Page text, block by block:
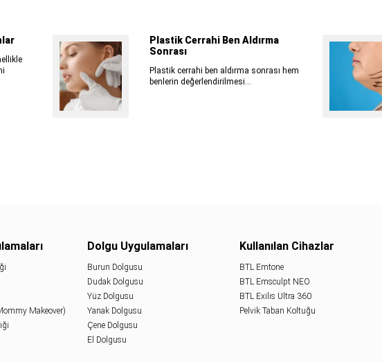
Plastik Cerrahi Ben Aldırma
Sonrası
Plastik cerrahi ben aldırma sonrası hem
benlerin değerlendirilmesi...
Makeover)
Dolgu Uygulamaları
Burun Dolgusu
Dudak Dolgusu
Yüz Dolgusu
Yanak Dolgusu
Çene Dolgusu
El Dolgusu
Kullanılan Cihazlar
BTL Emtone
BTL Emsculpt NEO
BTL Exilis Ultra 360
Pelvik Taban Koltuğu